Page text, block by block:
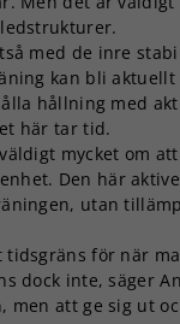
med de inre
kan bli
hållning med
här tar tid.
mycket om
Den här
utan
tidsgräns för när
dock inte, säger
men att ge sig ut